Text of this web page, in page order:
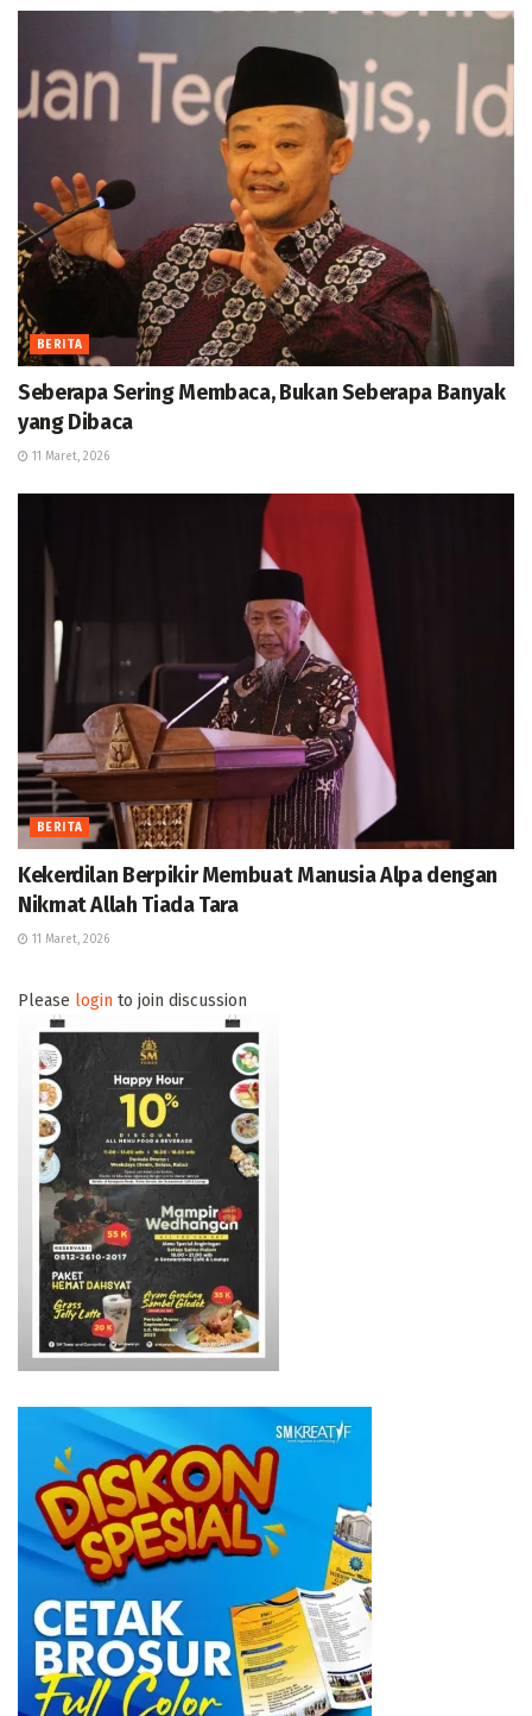
BERITA
Seberapa Sering Membaca, Bukan Seberapa Banyak
yang Dibaca
11 Maret, 2026
BERITA
Kekerdilan Berpikir Membuat Manusia Alpa dengan
Nikmat Allah Tiada Tara
11 Maret, 2026
Please login to join discussion